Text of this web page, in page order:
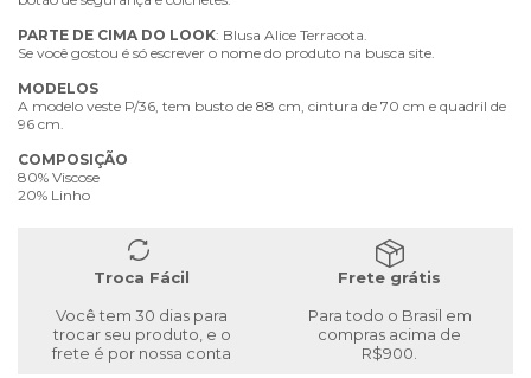
PARTE DE CIMA DO LOOK: Blusa Alice Terracota.
Se você gostou é só escrever o nome do produto na busca site.
MODELOS
A modelo veste P/36, tem busto de 88 cm, cintura de 70 cm e quadril de
96 cm.
COMPOSIÇÃO
80% Viscose
20% Linho
Troca Fácil
Você tem 30 dias para
trocar seu produto, e o
frete é por nossa conta
Frete grátis
Para todo o Brasil em
compras acima de
R$900.